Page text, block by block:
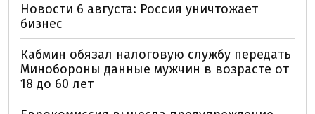
Новости 6 августа: Россия уничтожает
бизнес
Кабмин обязал налоговую службу передать
Минобороны данные мужчин в возрасте от
18 до 60 лет